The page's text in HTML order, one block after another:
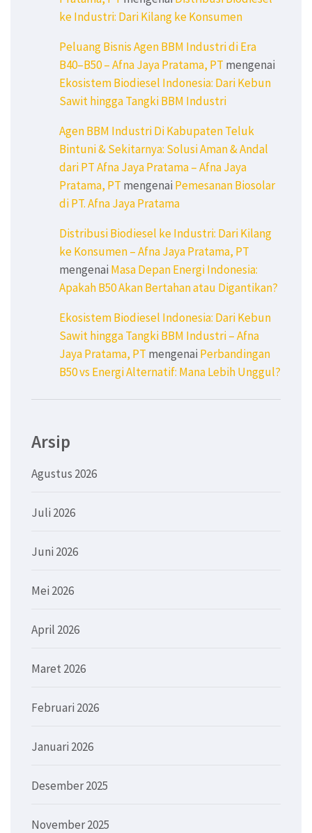
ke Industri: Dari Kilang ke Konsumen
Peluang Bisnis Agen BBM Industri di Era
B40–B50 – Afna Jaya Pratama, PT mengenai
Ekosistem Biodiesel Indonesia: Dari Kebun
Sawit hingga Tangki BBM Industri
Agen BBM Industri Di Kabupaten Teluk
Bintuni & Sekitarnya: Solusi Aman & Andal
dari PT Afna Jaya Pratama – Afna Jaya
Pratama, PT mengenai Pemesanan Biosolar
di PT. Afna Jaya Pratama
Distribusi Biodiesel ke Industri: Dari Kilang
ke Konsumen – Afna Jaya Pratama, PT
mengenai Masa Depan Energi Indonesia:
Apakah B50 Akan Bertahan atau Digantikan?
Ekosistem Biodiesel Indonesia: Dari Kebun
Sawit hingga Tangki BBM Industri – Afna
Jaya Pratama, PT mengenai Perbandingan
B50 vs Energi Alternatif: Mana Lebih Unggul?
Arsip
Agustus 2026
Juli 2026
Juni 2026
Mei 2026
April 2026
Maret 2026
Februari 2026
Januari 2026
Desember 2025
November 2025